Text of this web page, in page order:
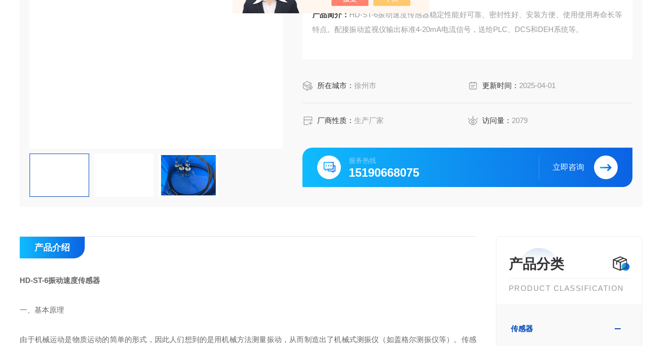
产品简介： HD-ST-6振动速度传感器稳定性能好可靠、密封性好、安装方便、使用使用寿命长等
特点。配接振动监视仪输出标准4-20mA电流信号，送给PLC、DCS和DEH系统等。
所在城市：徐州市 更新时间： 2025-04-01
厂商性质：生产厂家 访问量： 2079
服务热线
15190668075 立即咨询
产品分类
PRODUCT CLASSIFICATION
传感器
产品介绍
HD-ST-6振动速度传感器
一、基本原理
由于机械运动是物质运动的简单的形式，因此人们想到的是用机械方法测量振动，从而制造出了机械式测振仪（如盖格尔测振仪等）。传感